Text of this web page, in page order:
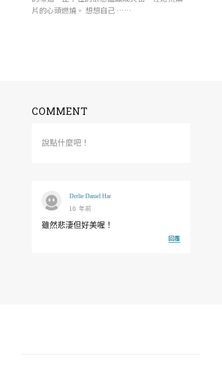
片的心頭燃燒。 想想自己 ……
COMMENT
說點什麼吧！
Derlie Daniel Har
10 年前
雖然悲淒但好美喔！
回覆